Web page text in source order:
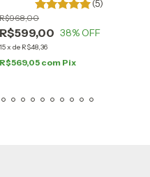
(5)
R$599,00
R$968,00
38% OFF
15x de R$48,36
R$569,05 com Pix